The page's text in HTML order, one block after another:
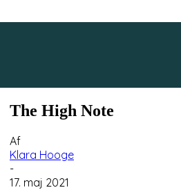
The High Note
Af
Klara Hooge
-
17. maj 2021